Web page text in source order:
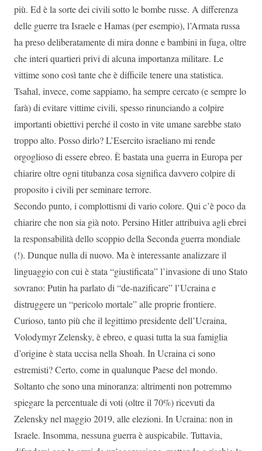
più. Ed è la sorte dei civili sotto le bombe russe. A differenza
delle guerre tra Israele e Hamas (per esempio), l’Armata russa
ha preso deliberatamente di mira donne e bambini in fuga, oltre
che interi quartieri privi di alcuna importanza militare. Le
vittime sono così tante che è difficile tenere una statistica.
Tsahal, invece, come sappiamo, ha sempre cercato (e sempre lo
farà) di evitare vittime civili, spesso rinunciando a colpire
importanti obiettivi perché il costo in vite umane sarebbe stato
troppo alto. Posso dirlo? L’Esercito israeliano mi rende
orgoglioso di essere ebreo. È bastata una guerra in Europa per
chiarire oltre ogni titubanza cosa significa davvero colpire di
proposito i civili per seminare terrore.
Secondo punto, i complottismi di vario colore. Qui c’è poco da
chiarire che non sia già noto. Persino Hitler attribuiva agli ebrei
la responsabilità dello scoppio della Seconda guerra mondiale
(!). Dunque nulla di nuovo. Ma è interessante analizzare il
linguaggio con cui è stata “giustificata” l’invasione di uno Stato
sovrano: Putin ha parlato di “de-nazificare” l’Ucraina e
distruggere un “pericolo mortale” alle proprie frontiere.
Curioso, tanto più che il legittimo presidente dell’Ucraina,
Volodymyr Zelensky, è ebreo, e quasi tutta la sua famiglia
d’origine è stata uccisa nella Shoah. In Ucraina ci sono
estremisti? Certo, come in qualunque Paese del mondo.
Soltanto che sono una minoranza: altrimenti non potremmo
spiegare la percentuale di voti (oltre il 70%) ricevuti da
Zelensky nel maggio 2019, alle elezioni. In Ucraina: non in
Israele. Insomma, nessuna guerra è auspicabile. Tuttavia,